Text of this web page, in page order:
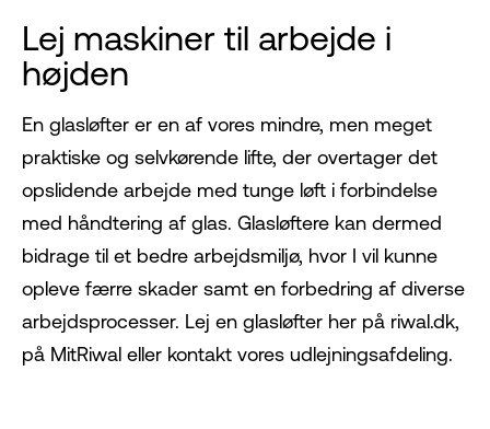
Lej maskiner til arbejde i
højden
En glasløfter er en af vores mindre, men meget
praktiske og selvkørende lifte, der overtager det
opslidende arbejde med tunge løft i forbindelse
med håndtering af glas. Glasløftere kan dermed
bidrage til et bedre arbejdsmiljø, hvor I vil kunne
opleve færre skader samt en forbedring af diverse
arbejdsprocesser. Lej en glasløfter her på riwal.dk,
på MitRiwal eller kontakt vores udlejningsafdeling.